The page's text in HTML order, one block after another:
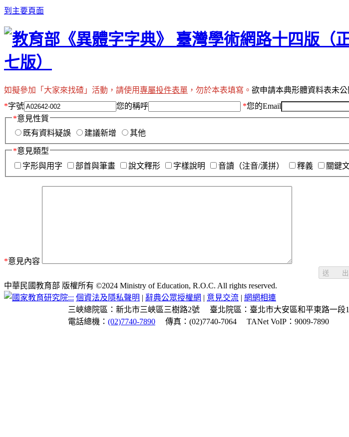
到主要頁面
如擬參加「大家來找碴」活動，請使用專屬投件表單 ，勿於本表填寫。 欲申請本典形體資料表未
*字號 您的稱呼 *您的Email
*意見性質
既有資料疑誤
建議新增 其他
*意見類型
字形與用字
部首與筆畫 說文釋形 字樣說明 音讀（注音/漢拼） 釋義 關鍵
*意見內容
送 出
中華民國教育部 版權所有 ©2024 Ministry of Education, R.O.C. All rights reserved.
::: 個資法及隱私聲明 | 辭典公眾授權網 | 意見交流 | 網網相連
三峽總院區：新北市三峽區三樹路2號
臺北院區：臺北市大安區和平東路一段
電話總機： (02)7740-7890 傳真：(02)7740-7064 TANet VoIP：9009-7890